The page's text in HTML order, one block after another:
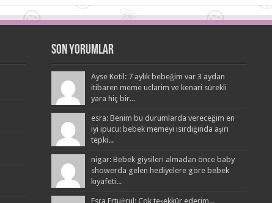
Son Yorumlar
Ayse Kotil: 7 aylık bebeğim var 3 aydan
itibaren meme uclarim ve kenari sürekli
yara hiç bir...
esra: Benim bu durumlarda vereceğim en
iyi ipucu: bebek memeyi ısırdığında aşırı
tepki...
nigar: Bebek giysileri almadan önce baby
showerda gelen hediyelere göre bebek
kıyafeti...
Esra Ertuğrul: Çok teşekkür ederim...